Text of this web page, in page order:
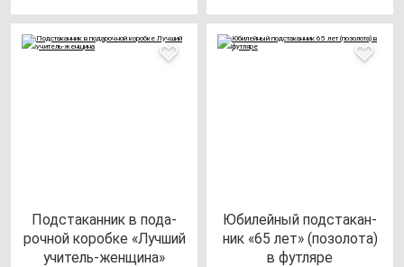
Под­ста­кан­ник в по­да­
роч­ной ко­роб­ке «Луч­ший
учи­тель-жен­щи­на»
Юби­лей­ный под­ста­кан­
ник «65 лет» (по­зо­ло­та)
в фут­ля­ре